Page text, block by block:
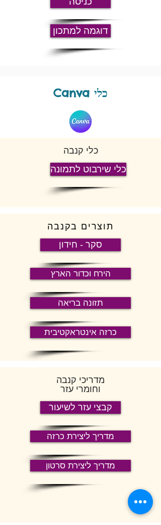
דוגמה למתכון
Canva כלי
כלי קנבה
כלי שירבוט לתמונה
תוצרים בקנבה
סקר - חידון
הירח וכדור הארץ
תזונה בריאה
כרזה אינטראקטיבית
מדריכי קנבה
וחומרי עזר
קבצי עזר לשיעור
מדריך ליצירת כרזה
מדריך ליצירת סרטון